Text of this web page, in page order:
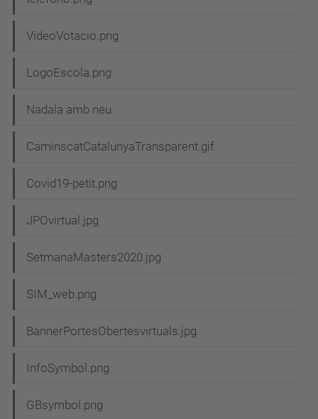
VideoVotacio.png
LogoEscola.png
Nadala amb neu
CaminscatCatalunyaTransparent.gif
Covid19-petit.png
JPOvirtual.jpg
SetmanaMasters2020.jpg
SIM_web.png
BannerPortesObertesvirtuals.jpg
InfoSymbol.png
GBsymbol.png